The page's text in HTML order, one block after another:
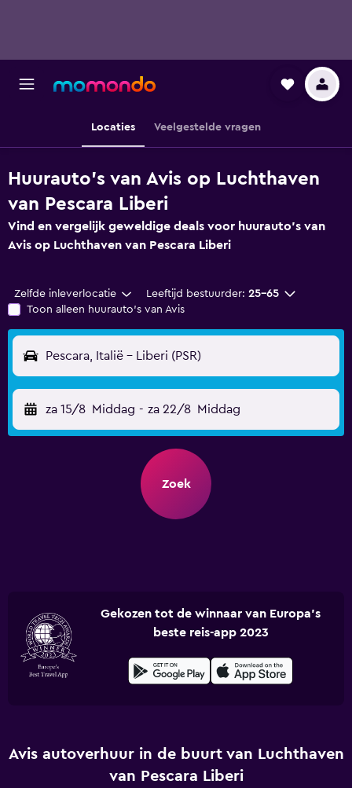
Locaties Veelgestelde vragen
Huurauto's van Avis op Luchthaven
van Pescara Liberi
Vind en vergelijk geweldige deals voor huurauto's van
Avis op Luchthaven van Pescara Liberi
Zelfde inleverlocatie Leeftijd bestuurder: 25-65
Toon alleen huurauto's van Avis
Pescara, Italië - Liberi (PSR)
za 15/8 Middag - za 22/8 Middag
Zoek
Gekozen tot de winnaar van Europa's
beste reis-app 2023
Avis autoverhuur in de buurt van Luchthaven
van Pescara Liberi